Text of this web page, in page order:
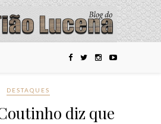
DESTAQUES
diz que